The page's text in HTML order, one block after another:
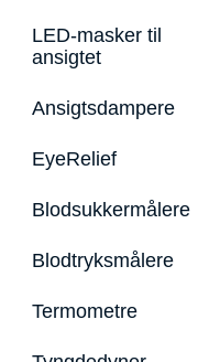
LED-masker til
ansigtet
Ansigtsdampere
EyeRelief
Blodsukkermålere
Blodtryksmålere
Termometre